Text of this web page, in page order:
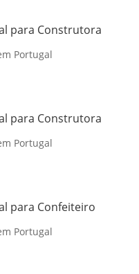
para Construtora
Portugal
para Construtora
Portugal
para Confeiteiro
Portugal